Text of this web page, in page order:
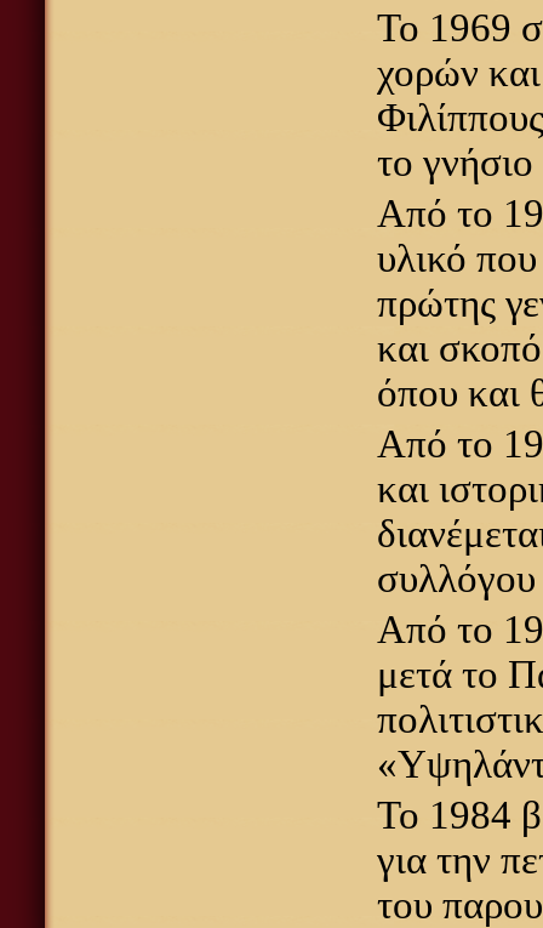
Το 1969
χορών
το
Από το
υλικό
πρώτης
και
όπου και
Από το
και
Από το
μετά το
Το 1984
για την
του